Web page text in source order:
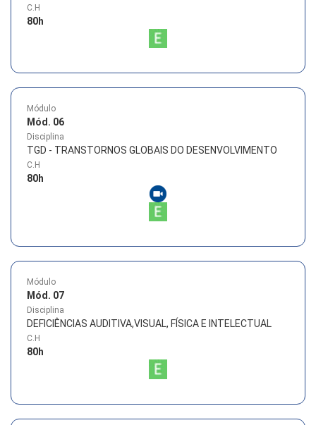
C.H
80h
Módulo
Mód. 06
Disciplina
TGD - TRANSTORNOS GLOBAIS DO DESENVOLVIMENTO
C.H
80h
Módulo
Mód. 07
Disciplina
DEFICIÊNCIAS AUDITIVA,VISUAL, FÍSICA E INTELECTUAL
C.H
80h